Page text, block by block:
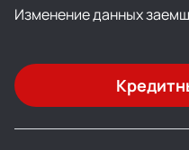
Изменение данных